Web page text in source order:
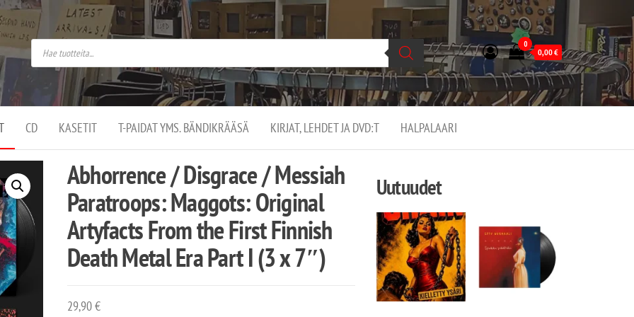
–
on
0
0,00€
CD KASETIT T-PAIDAT YMS. BÄNDIKRÄÄSÄ KIRJAT, LEHDET JA DVD:T HALPALAARI
Abhorrence / Disgrace / Messiah
Paratroops: Maggots: Original
Artyfacts From the First Finnish
Death Metal Era Part I (3 x 7″)
29,90€
Uutuudet